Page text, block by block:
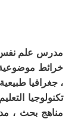
مدرس علم نفس
خرائط
تكنولوجيا
مناهج بحث ،